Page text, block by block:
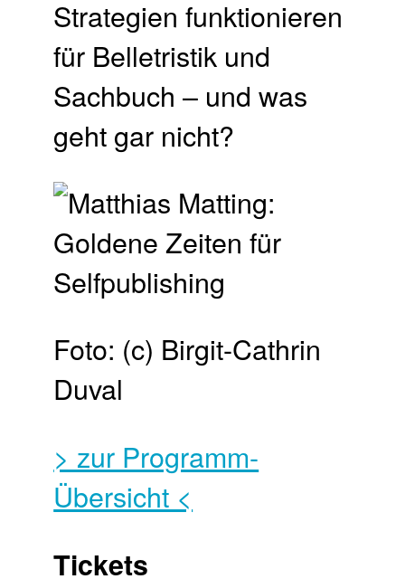
Strategien funktionieren
für Belletristik und
Sachbuch – und was
geht gar nicht?
Foto: (c) Birgit-Cathrin
Duval
> zur Programm-
Übersicht <
Tickets